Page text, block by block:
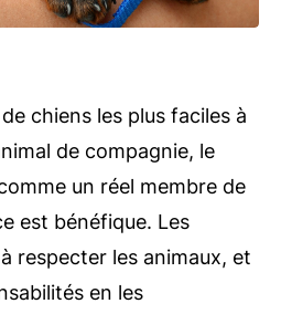
chiens les plus faciles à
de compagnie, le
un réel membre de
est bénéfique. Les
respecter les animaux, et
en les